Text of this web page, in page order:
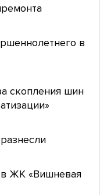
в
скопления шин
ЖК «Вишневая